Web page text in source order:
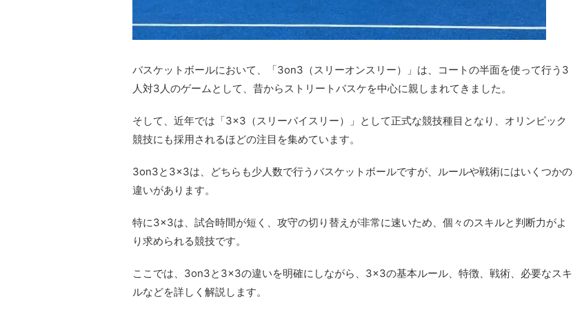
バスケットボールにおいて、「3on3（スリーオンスリー）」は、コートの半面を使って行う3
人対3人のゲームとして、昔からストリートバスケを中心に親しまれてきました。
そして、近年では「3×3（スリーバイスリー）」として正式な競技種目となり、オリンピック
競技にも採用されるほどの注目を集めています。
3on3と3×3は、どちらも少人数で行うバスケットボールですが、ルールや戦術にはいくつかの
違いがあります。
特に3×3は、試合時間が短く、攻守の切り替えが非常に速いため、個々のスキルと判断力がよ
り求められる競技です。
ここでは、3on3と3×3の違いを明確にしながら、3×3の基本ルール、特徴、戦術、必要なスキ
ルなどを詳しく解説します。